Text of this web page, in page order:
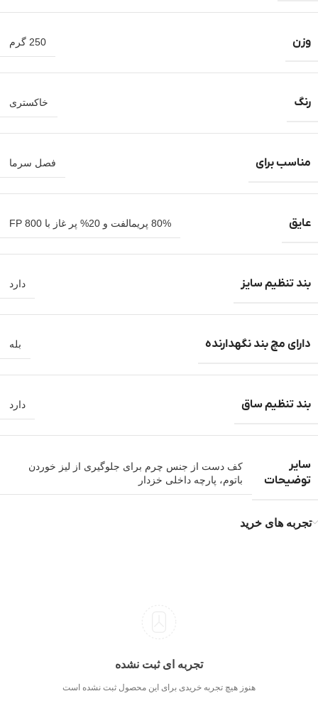
وزن 250 گرم
رنگ خاکستری
مناسب برای فصل سرما
عایق 80% پریمالفت و 20% پر غاز با FP 800
بند تنظیم سایز دارد
دارای مچ بند نگهدارنده بله
بند تنظیم ساق دارد
سایر
توضیحات
کف دست از جنس چرم برای جلوگیری از لیز خوردن
باتوم، پارچه داخلی خزدار
تجربه های خرید
تجربه ای ثبت نشده
هنوز هیچ تجربه خریدی برای این محصول ثبت نشده است